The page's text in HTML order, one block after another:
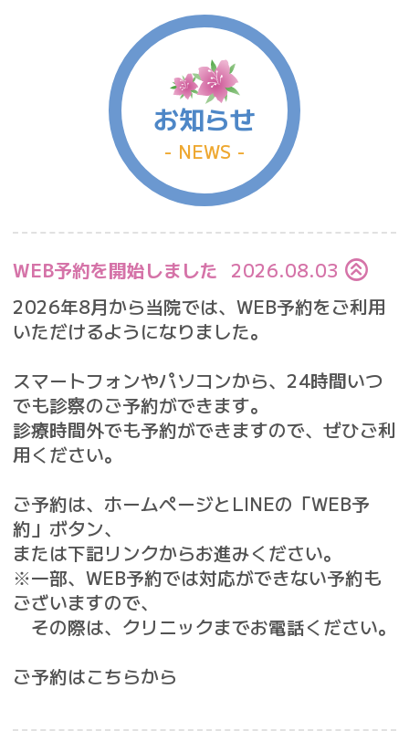
お知らせ
NEWS
WEB予約を開始しました 2026.08.03
2026年8月から当院では、WEB予約をご利用
いただけるようになりました。
スマートフォンやパソコンから、24時間いつ
でも診察のご予約ができます。
診療時間外でも予約ができますので、ぜひご利
用ください。
ご予約は、ホームページとLINEの「WEB予
約」ボタン、
または下記リンクからお進みください。
※一部、WEB予約では対応ができない予約も
ございますので、
その際は、クリニックまでお電話ください。
ご予約はこちらから